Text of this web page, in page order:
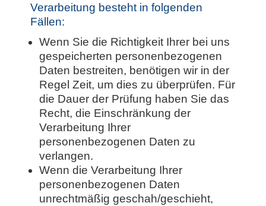
Verarbeitung besteht in folgenden
Fällen:
Wenn Sie die Richtigkeit Ihrer bei uns
gespeicherten personenbezogenen
Daten bestreiten, benötigen wir in der
Regel Zeit, um dies zu überprüfen. Für
die Dauer der Prüfung haben Sie das
Recht, die Einschränkung der
Verarbeitung Ihrer
personenbezogenen Daten zu
verlangen.
Wenn die Verarbeitung Ihrer
personenbezogenen Daten
unrechtmäßig geschah/geschieht,